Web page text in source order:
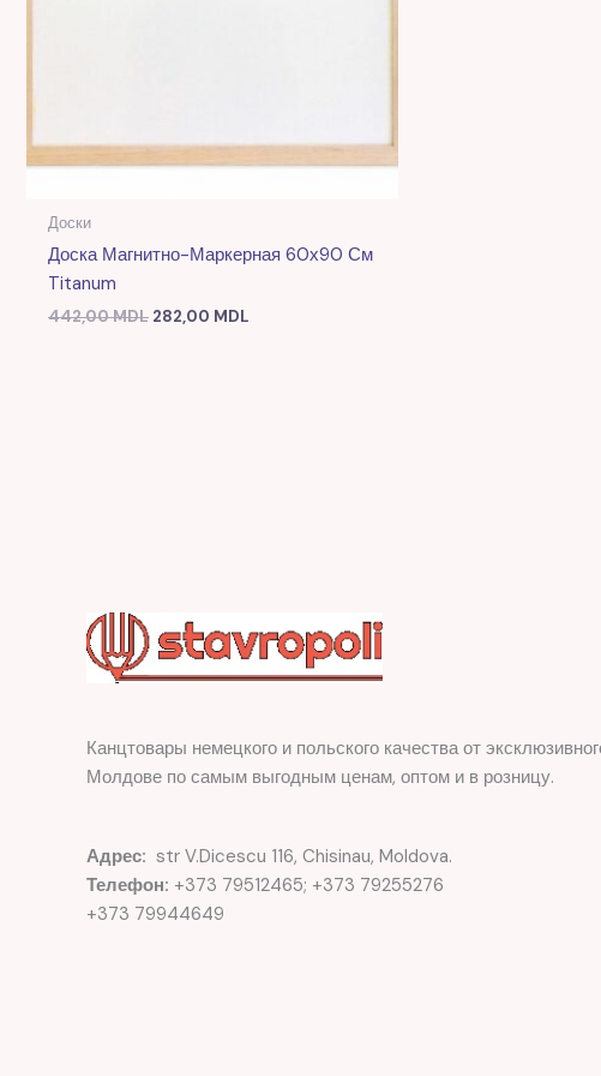
Доски
Доска Магнитно-Маркерная 60х90 См
Titanum
442,00MDL 282,00 MDL
Канцтовары немецкого и польского качества от
Молдове по самым выгодным ценам, оптом и в розницу.
Адрес: str V.Dicescu 116, Chisinau, Moldova.
Телефон: +373 79512465; +373 79255276
+373 79944649